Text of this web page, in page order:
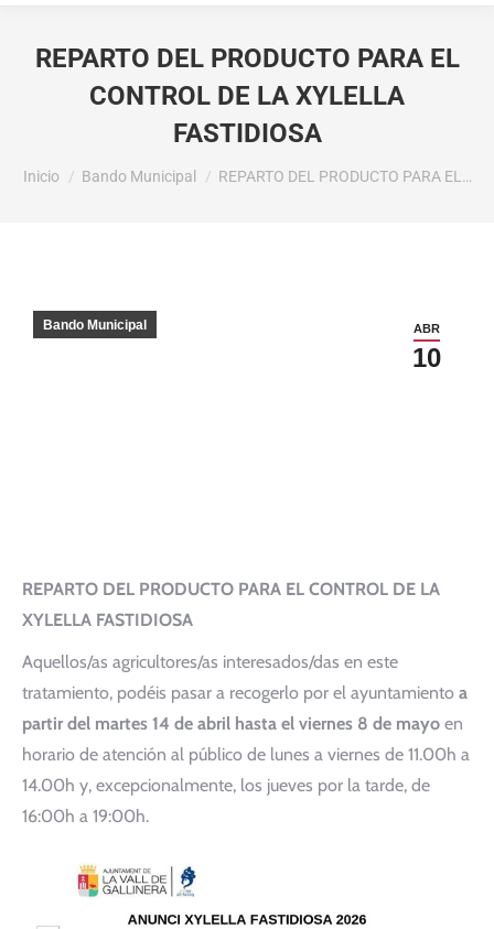
REPARTO DEL PRODUCTO PARA EL
CONTROL DE LA XYLELLA
FASTIDIOSA
Estás aquí:
Inicio Bando Municipal REPARTO DEL PRODUCTO PARA EL…
ABR
10
Bando Municipal
REPARTO DEL PRODUCTO PARA EL CONTROL DE LA
XYLELLA FASTIDIOSA
Aquellos/as agricultores/as interesados/das en este
tratamiento, podéis pasar a recogerlo por el ayuntamiento a
partir del martes 14 de abril hasta el viernes 8 de mayo en
horario de atención al público de lunes a viernes de 11.00h a
14.00h y, excepcionalmente, los jueves por la tarde, de
16:00h a 19:00h.